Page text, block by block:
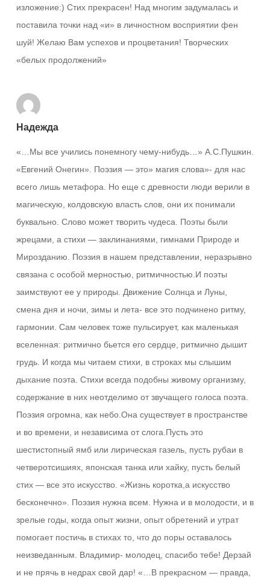
изложение:) Стих прекрасен! Над многим задумалась и
поставила точки над «и» в личностном восприятии фен
шуй! Желаю Вам успехов и процветания! Творческих
«белых продолжений»
Надежда
«…Мы все учились понемногу чему-нибудь…» А.С.Пушкин.
«Евгений Онегин». Поэзия — это» магия слова»- для нас
всего лишь метафора. Но еще с древности люди верили в
магическую, колдовскую власть слов, они их понимали
буквально. Слово может творить чудеса. Поэты были
жрецами, а стихи — заклинаниями, гимнами Природе и
Мирозданию. Поэзия в нашем представлении, неразрывно
связана с особой мерностью, ритмичностью.И поэты
заимствуют ее у природы. Движение Солнца и Луны,
смена дня и ночи, зимы и лета- все это подчинено ритму,
гармонии. Сам человек тоже пульсирует, как маленькая
вселенная: ритмично бьется его сердце, ритмично дышит
грудь. И когда мы читаем стихи, в строках мы слышим
дыхание поэта. Стихи всегда подобны живому организму,
содержание в них неотделимо от звучащего голоса поэта.
Поэзия огромна, как небо.Она существует в пространстве
и во времени, и независима от слога.Пусть это
шестистопный ямб или лирическая газель, пусть рубаи в
четверотсишиях, японская танка или хайку, пусть белый
стих — все это искусство. «Жизнь коротка,а искусство
бесконечно». Поэзия нужна всем. Нужна и в молодости, и в
зрелые годы, когда опыт жизни, опыт обретений и утрат
помогает постичь в стихах то, что до поры оставалось
неизведанным. Владимир- молодец, спасибо тебе! Дерзай
и не прячь в недрах свой дар! «…В прекрасном — правда,